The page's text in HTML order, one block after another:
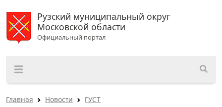
Рузский муниципальный округ
Московской области
Официальный портал
Главная Новости ГУСТ